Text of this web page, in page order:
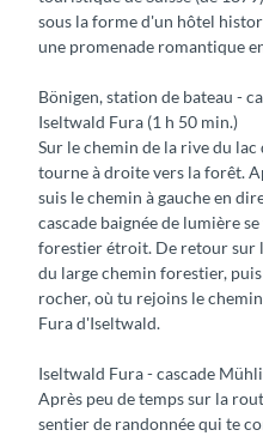
sous la forme d'un hôtel
une promenade romantique
Bönigen, station de bateau -
Iseltwald Fura (1 h 50 min.)
Sur le chemin de la rive du
tourne à droite vers la forêt.
suis le chemin à gauche en
cascade baignée de lumière
forestier étroit. De retour sur
du large chemin forestier,
rocher, où tu rejoins le
Fura d'Iseltwald.
Iseltwald Fura - cascade
Après peu de temps sur la
sentier de randonnée qui te